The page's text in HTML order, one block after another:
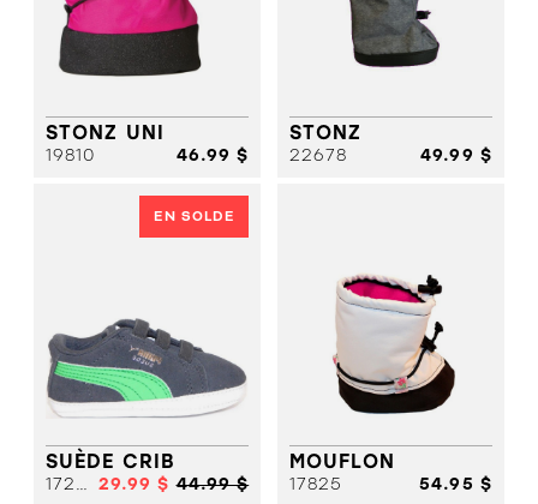
STONZ UNI
19810 46.99 $
STONZ
22678 49.99 $
EN SOLDE
SUÈDE CRIB
17280 29.99 $ 44.99 $
MOUFLON
17825 54.95 $